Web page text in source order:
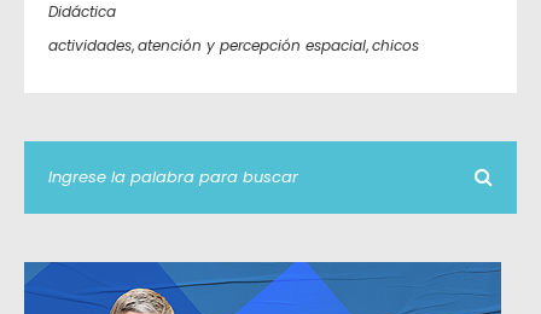
Didáctica
actividades,atención y percepción espacial,chicos